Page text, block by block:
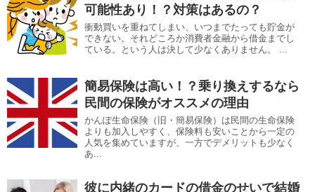
可能性あり！？対策はあるの？
衝動買いを重ねてしまい、いつまでたっても貯金が
できない。それどころか消費者金融から借金までし
ている。という人は決して少なくありません。 ...
簡易保険は高い！？乗り換えするなら
民間の保険がオススメの理由
かんぽ生命保険（旧・簡易保険）は民間の生命保険
よりも加入しやすく、保険料も安いことから一定の
人気を集めていますが、一方でデメリットも少なく
あ...
彼に内緒のカードの借金のせいで結婚